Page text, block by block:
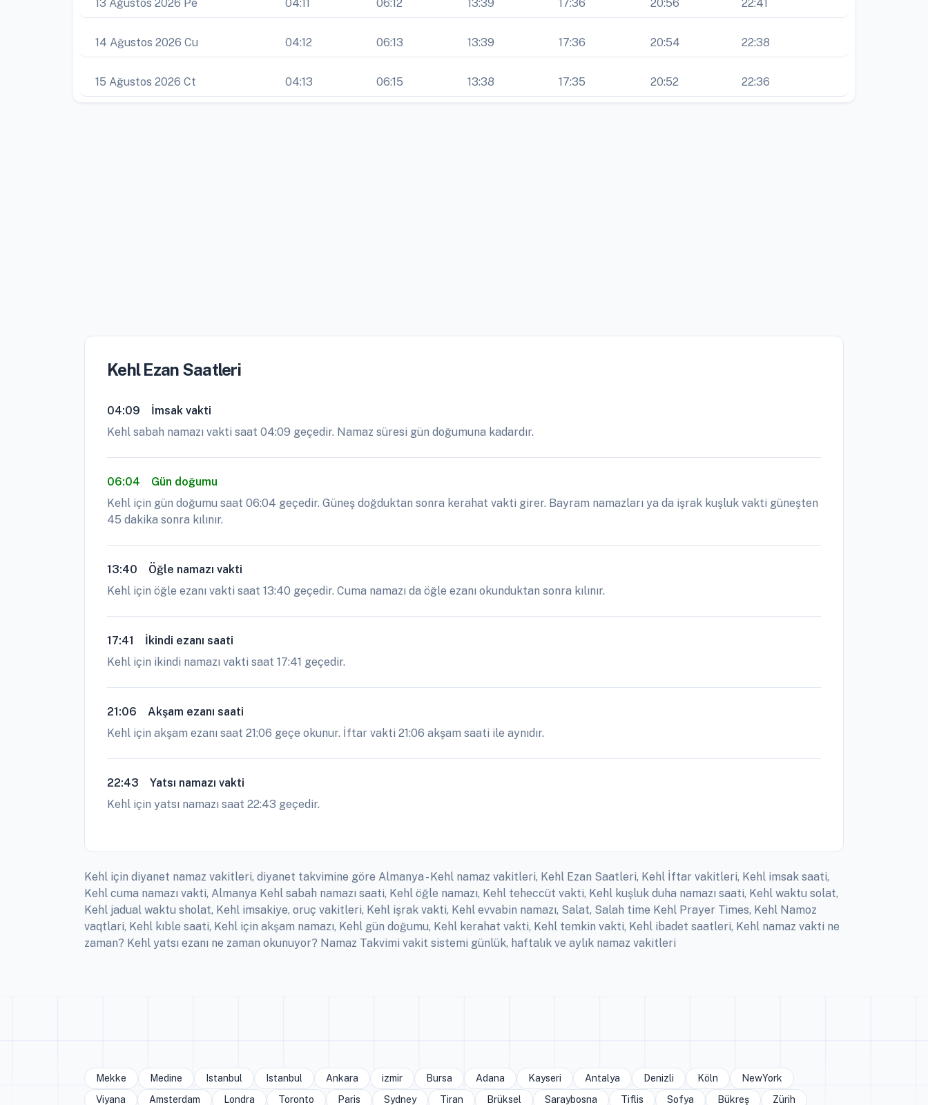
13 Ağustos 2026 Pe 04:11 06:12 13:39 17:36 20:56 22:41
14 Ağustos 2026 Cu 04:12 06:13 13:39 17:36 20:54 22:38
15 Ağustos 2026 Ct 04:13 06:15 13:38 17:35 20:52 22:36
Kehl Ezan Saatleri
04:09
İmsak vakti
Kehl sabah namazı vakti saat 04:09 geçedir. Namaz süresi gün doğumuna kadardır.
06:04
Gün doğumu
Kehl için gün doğumu saat 06:04 geçedir. Güneş doğduktan sonra kerahat vakti girer. Bayram namazları ya da işrak kuşluk vakti güneşten
45 dakika sonra kılınır.
13:40
Öğle namazı vakti
Kehl için öğle ezanı vakti saat 13:40 geçedir. Cuma namazı da öğle ezanı okunduktan sonra kılınır.
17:41
İkindi ezanı saati
Kehl için ikindi namazı vakti saat 17:41 geçedir.
21:06
Akşam ezanı saati
Kehl için akşam ezanı saat 21:06 geçe okunur. İftar vakti 21:06 akşam saati ile aynıdır.
22:43
Yatsı namazı vakti
Kehl için yatsı namazı saat 22:43 geçedir.
Kehl için diyanet namaz vakitleri, diyanet takvimine göre Almanya - Kehl namaz vakitleri, Kehl Ezan Saatleri, Kehl İftar vakitleri, Kehl imsak saati,
Kehl cuma namazı vakti, Almanya Kehl sabah namazı saati, Kehl öğle namazı, Kehl teheccüt vakti, Kehl kuşluk duha namazı saati, Kehl waktu solat,
Kehl jadual waktu sholat, Kehl imsakiye, oruç vakitleri, Kehl işrak vakti, Kehl evvabin namazı, Salat, Salah time Kehl Prayer Times, Kehl Namoz
vaqtlari, Kehl kıble saati, Kehl için akşam namazı, Kehl gün doğumu, Kehl kerahat vakti, Kehl temkin vakti, Kehl ibadet saatleri, Kehl namaz vakti ne
zaman? Kehl yatsı ezanı ne zaman okunuyor? Namaz Takvimi vakit sistemi günlük, haftalık ve aylık namaz vakitleri
Mekke Medine Istanbul Istanbul Ankara izmir Bursa Adana Kayseri Antalya Denizli Köln
NewYork
Viyana
Amsterdam Londra Toronto Paris Sydney Tiran Brüksel Saraybosna Tiflis Sofya Bükreş Zürih